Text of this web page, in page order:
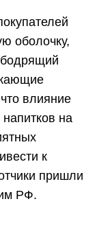
оболочку,
влияние
напитков на
к
пришли
РФ.